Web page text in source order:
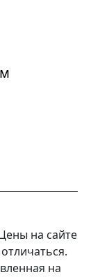
на сайте
на